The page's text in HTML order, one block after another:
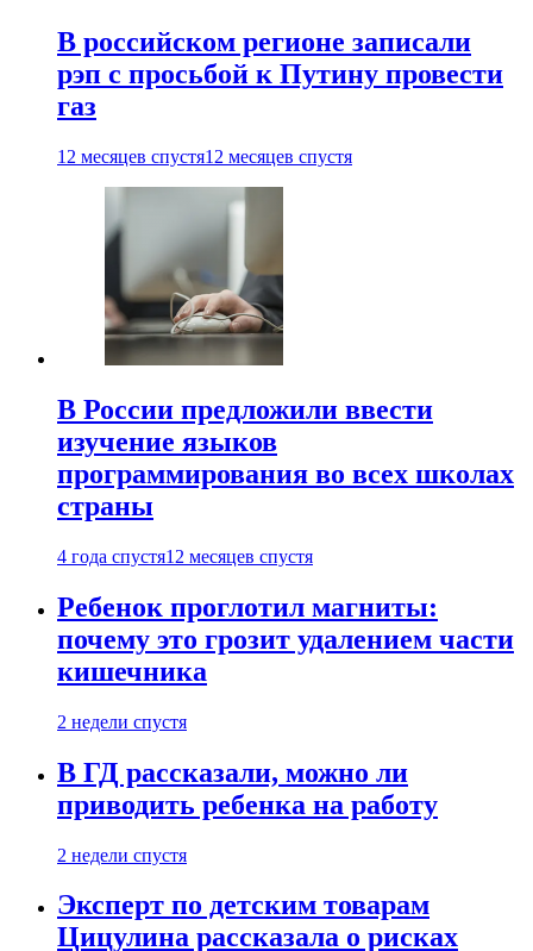
В российском регионе записали
рэп с просьбой к Путину провести
газ
12 месяцев спустя12 месяцев спустя
В России предложили ввести
изучение языков
программирования во всех школах
страны
4 года спустя12 месяцев спустя
Ребенок проглотил магниты:
почему это грозит удалением части
кишечника
2 недели спустя
В ГД рассказали, можно ли
приводить ребенка на работу
2 недели спустя
Эксперт по детским товарам
Цицулина рассказала о рисках